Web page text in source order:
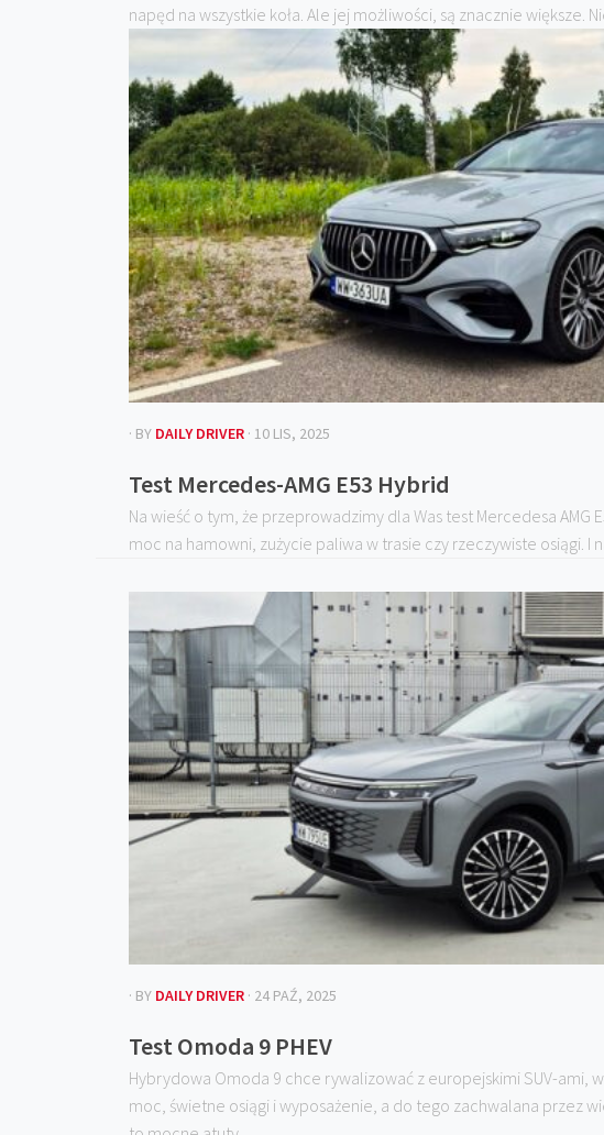
napęd na wszystkie koła. Ale jej możliwości, są znacznie większe.
· BY DAILY DRIVER · 10 LIS, 2025
Test Mercedes-AMG E53 Hybrid
Na wieść o tym, że przeprowadzimy dla Was test Mercedesa AMG
moc na hamowni, zużycie paliwa w trasie czy rzeczywiste osiągi. I
· BY DAILY DRIVER · 24 PAŹ, 2025
Test Omoda 9 PHEV
Hybrydowa Omoda 9 chce rywalizować z europejskimi SUV-ami,
moc, świetne osiągi i wyposażenie, a do tego zachwalana przez